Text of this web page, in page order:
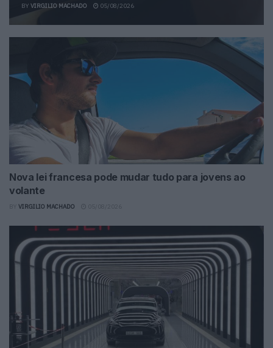
BY VIRGILIO MACHADO 05/08/2026
Nova lei francesa pode mudar tudo para jovens ao
volante
VIRGILIO MACHADO